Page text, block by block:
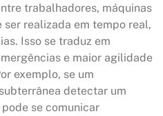
trabalhadores, máquinas
realizada em tempo real,
Isso se traduz em
e maior agilidade
exemplo, se um
detectar um
se comunicar